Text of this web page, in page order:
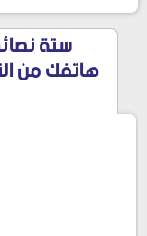
هاتفك من